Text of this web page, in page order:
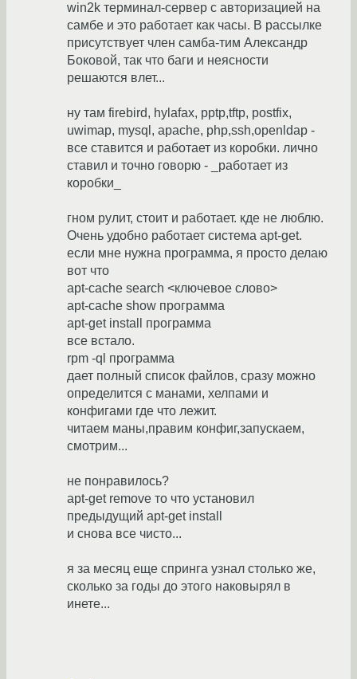
win2k терминал-сервер с авторизацией на
самбе и это работает как часы. В рассылке
присутствует член самба-тим Александр
Боковой, так что баги и неясности
решаются влет...
ну там firebird, hylafax, pptp,tftp, postfix,
uwimap, mysql, apache, php,ssh,openldap -
все ставится и работает из коробки. лично
ставил и точно говорю - _работает из
коробки_
гном рулит, стоит и работает. кде не люблю.
Очень удобно работает система apt-get.
если мне нужна программа, я просто делаю
вот что
apt-cache search <ключевое слово>
apt-cache show программа
apt-get install программа
все встало.
rpm -ql программа
дает полный список файлов, сразу можно
определится с манами, хелпами и
конфигами где что лежит.
читаем маны,правим конфиг,запускаем,
смотрим...
не понравилось?
apt-get remove то что установил
предыдущий apt-get install
и снова все чисто...
я за месяц еще спринга узнал столько же,
сколько за годы до этого наковырял в
инете...